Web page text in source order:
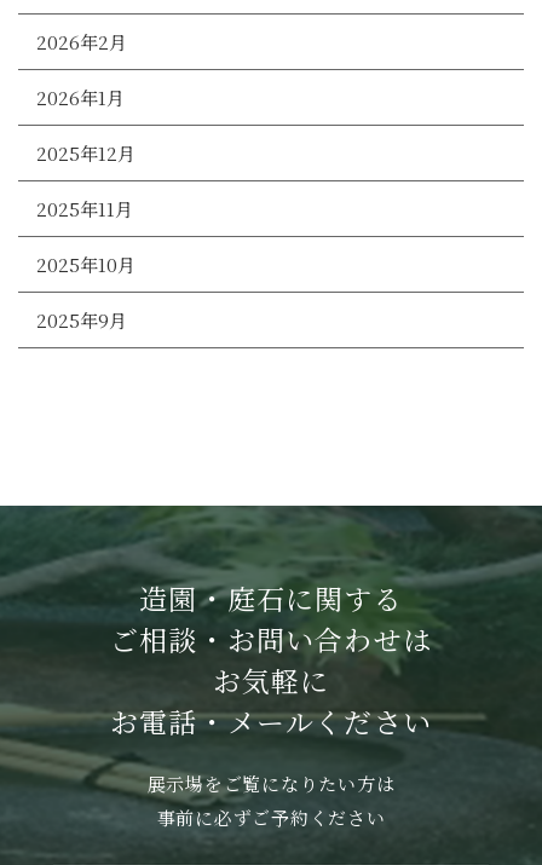
2026年2月
2026年1月
2025年12月
2025年11月
2025年10月
2025年9月
造園・庭石に関する
ご相談・お問い合わせは
お気軽に
お電話・メールください
展示場をご覧になりたい方は
事前に必ずご予約ください